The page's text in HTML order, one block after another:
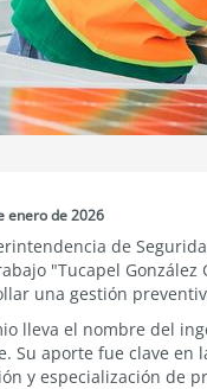
enero de 2026
de
"Tucapel
una gestión
lleva el nombre del
Su aporte fue clave en
y especialización de